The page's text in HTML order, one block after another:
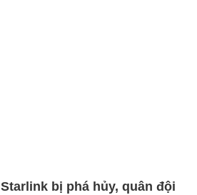
Starlink bị phá hủy, quân đội